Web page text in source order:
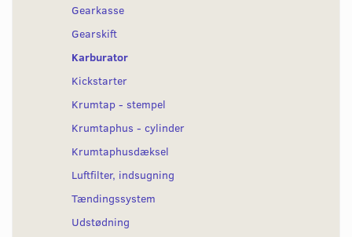
Gearkasse
Gearskift
Karburator
Kickstarter
Krumtap - stempel
Krumtaphus - cylinder
Krumtaphusdæksel
Luftfilter, indsugning
Tændingssystem
Udstødning